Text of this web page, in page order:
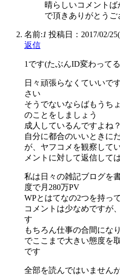
晴らしいコメント
で頂きありがとうご
名前:1 投稿日：2017/02/
返信
1です(たぶんID変わってる
日々頑張らなくていいで
さい
そうでないならばもうち
のことをしましょう
成人しているんですよね？
自分に都合のいいときに
が、ヤフコメを観察して
メントに対して返信して
私は日々の雑記ブログを
度で月280万PV
WPとはてなの2つを持っ
コメントは少なめですが
す
もちろん仕事の合間にな
でここまで大きい態度を
です
全部を読んではいません